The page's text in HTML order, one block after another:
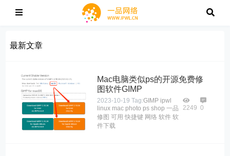
最新文章
Mac电脑类似ps的开源免费修
图软件GIMP
2023-10-19 Tag:GIMP ipwl
linux mac photo ps shop 一品
修图 可用 快捷键 网络 软件 软
件下载
2249 0